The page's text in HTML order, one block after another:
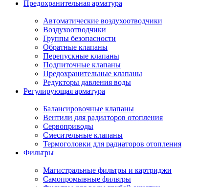
Предохранительная арматура
Автоматические воздухоотводчики
Воздухоотводчики
Группы безопасности
Обратные клапаны
Перепускные клапаны
Подпиточные клапаны
Предохранительные клапаны
Редукторы давления воды
Регулирующая арматура
Балансировочные клапаны
Вентили для радиаторов отопления
Сервоприводы
Смесительные клапаны
Термоголовки для радиаторов отопления
Фильтры
Магистральные фильтры и картриджи
Самопромывные фильтры